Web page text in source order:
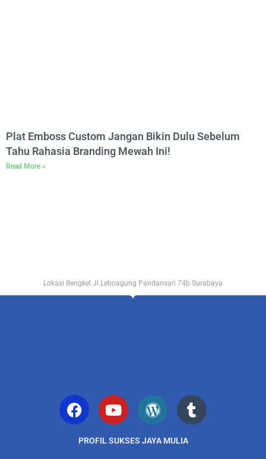
Plat Emboss Custom Jangan Bikin Dulu Sebelum
Tahu Rahasia Branding Mewah Ini!
Read More »
Lokasi Bengkel Jl Leboagung Pandansari 74b Surabaya
PROFIL SUKSES JAYA MULIA